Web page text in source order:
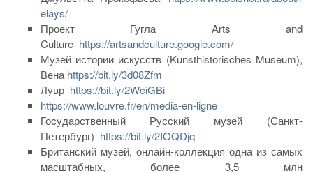
elays/
Проект Гугла Arts and
Culture https://artsandculture.google.com/
Музей истории искусств (Kunsthistorisches Museum),
Венаhttps://bit.ly/3d08Zfm
Лувр https://bit.ly/2WciGBi
https://www.louvre.fr/en/media-en-ligne
Государственный Русский музей (Санкт-
Петербург) https://bit.ly/2IOQDjq
Британский музей, онлайн-коллекция одна из самых
масштабных, более 3,5 млн